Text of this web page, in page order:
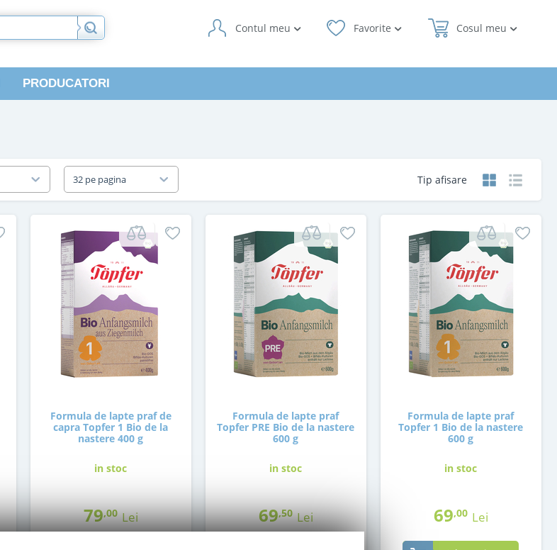
Cosul meu
Favorite
Contul meu
PRODUCATORI
Tip afisare
32 pe pagina
Formula de lapte praf de
capra Topfer 1 Bio de la
nastere 400 g
in stoc
79,00 Lei
Formula de lapte praf
Topfer PRE Bio de la nastere
600 g
in stoc
69,50 Lei
Formula de lapte praf
Topfer 1 Bio de la nastere
600 g
in stoc
69,00 Lei